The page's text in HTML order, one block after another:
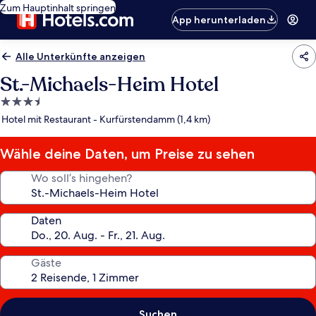
Zum Hauptinhalt springen
App herunterladen
Alle Unterkünfte anzeigen
St.-Michaels-Heim Hotel
3.5-
Sterne-
Hotel mit Restaurant - Kurfürstendamm (1,4 km)
Wähle deine Daten, um Preise zu sehen
Wo soll’s hingehen?
Daten
Gäste